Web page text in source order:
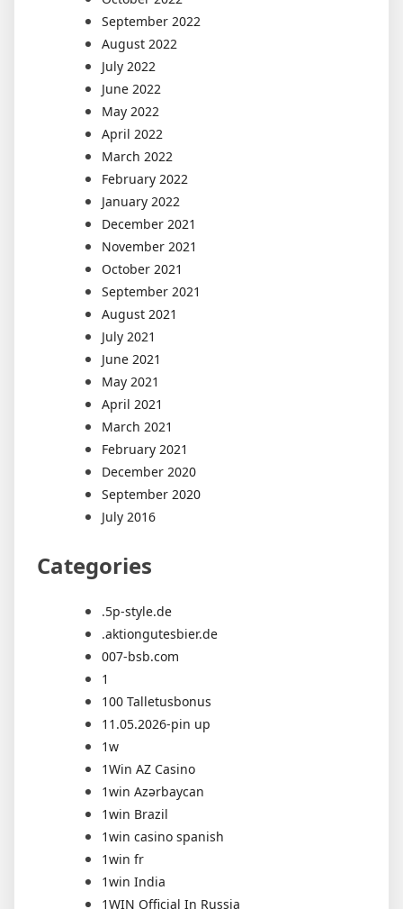
September 2022
August 2022
July 2022
June 2022
May 2022
April 2022
March 2022
February 2022
January 2022
December 2021
November 2021
October 2021
September 2021
August 2021
July 2021
June 2021
May 2021
April 2021
March 2021
February 2021
December 2020
September 2020
July 2016
Categories
.5p-style.de
.aktiongutesbier.de
007-bsb.com
1
100 Talletusbonus
11.05.2026-pin up
1w
1Win AZ Casino
1win Azərbaycan
1win Brazil
1win casino spanish
1win fr
1win India
1WIN Official In Russia